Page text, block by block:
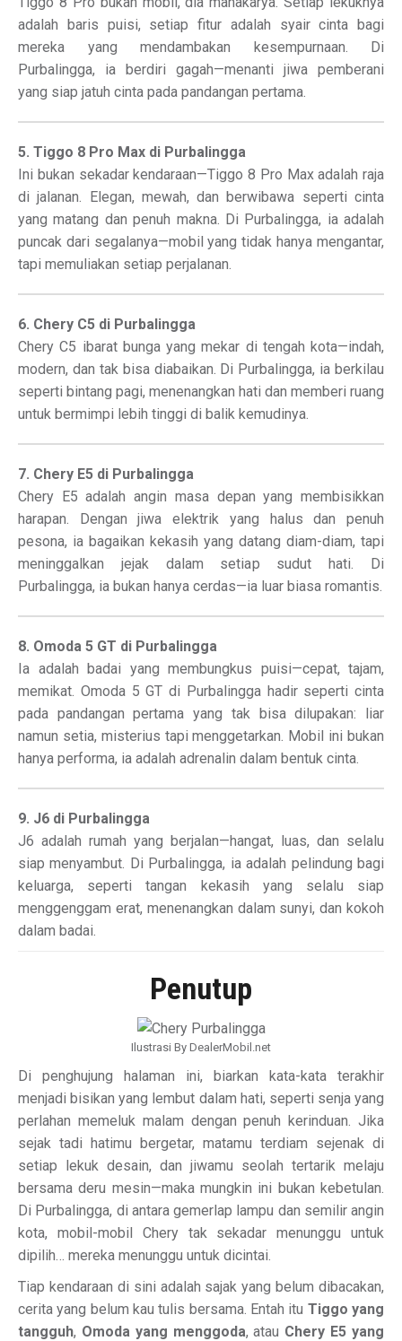
adalah baris puisi, setiap fitur adalah syair cinta bagi
mereka yang mendambakan kesempurnaan. Di
Purbalingga, ia berdiri gagah—menanti jiwa pemberani
yang siap jatuh cinta pada pandangan pertama.
5. Tiggo 8 Pro Max di Purbalingga
Ini bukan sekadar kendaraan—Tiggo 8 Pro Max adalah raja
di jalanan. Elegan, mewah, dan berwibawa seperti cinta
yang matang dan penuh makna. Di Purbalingga, ia adalah
puncak dari segalanya—mobil yang tidak hanya mengantar,
tapi memuliakan setiap perjalanan.
6. Chery C5 di Purbalingga
Chery C5 ibarat bunga yang mekar di tengah kota—indah,
modern, dan tak bisa diabaikan. Di Purbalingga, ia berkilau
seperti bintang pagi, menenangkan hati dan memberi ruang
untuk bermimpi lebih tinggi di balik kemudinya.
7. Chery E5 di Purbalingga
Chery E5 adalah angin masa depan yang membisikkan
harapan. Dengan jiwa elektrik yang halus dan penuh
pesona, ia bagaikan kekasih yang datang diam-diam, tapi
meninggalkan jejak dalam setiap sudut hati. Di
Purbalingga, ia bukan hanya cerdas—ia luar biasa romantis.
8. Omoda 5 GT di Purbalingga
Ia adalah badai yang membungkus puisi—cepat, tajam,
memikat. Omoda 5 GT di Purbalingga hadir seperti cinta
pada pandangan pertama yang tak bisa dilupakan: liar
namun setia, misterius tapi menggetarkan. Mobil ini bukan
hanya performa, ia adalah adrenalin dalam bentuk cinta.
9. J6 di Purbalingga
J6 adalah rumah yang berjalan—hangat, luas, dan selalu
siap menyambut. Di Purbalingga, ia adalah pelindung bagi
keluarga, seperti tangan kekasih yang selalu siap
menggenggam erat, menenangkan dalam sunyi, dan kokoh
dalam badai.
Penutup
Ilustrasi By DealerMobil.net
Di penghujung halaman ini, biarkan kata-kata terakhir
menjadi bisikan yang lembut dalam hati, seperti senja yang
perlahan memeluk malam dengan penuh kerinduan. Jika
sejak tadi hatimu bergetar, matamu terdiam sejenak di
setiap lekuk desain, dan jiwamu seolah tertarik melaju
bersama deru mesin—maka mungkin ini bukan kebetulan.
Di Purbalingga, di antara gemerlap lampu dan semilir angin
kota, mobil-mobil Chery tak sekadar menunggu untuk
dipilih… mereka menunggu untuk dicintai.
Tiap kendaraan di sini adalah sajak yang belum dibacakan,
cerita yang belum kau tulis bersama. Entah itu Tiggo yang
tangguh, Omoda yang menggoda, atau Chery E5 yang